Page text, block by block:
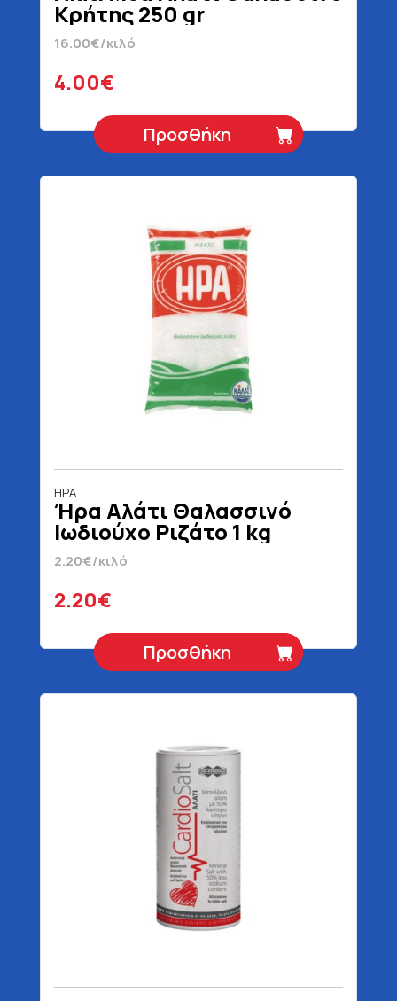
Κρήτης 250 gr
16.00€/κιλό
4.00€
Προσθήκη
ΗΡΑ
Ήρα Αλάτι Θαλασσινό
Ιωδιούχο Ριζάτο 1 kg
2.20€/κιλό
2.20€
Προσθήκη